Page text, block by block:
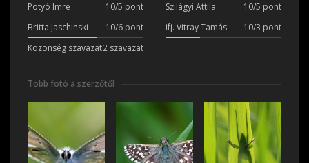
Potyó Imre
10/5 pont Szilágyi Attila
10/5 pont
Britta Jaschinski
10/6 pont ifj. Vitray Tamás
10/3 pont
Közönség szavazat2 szavazat
Több fotó a szerzőtől